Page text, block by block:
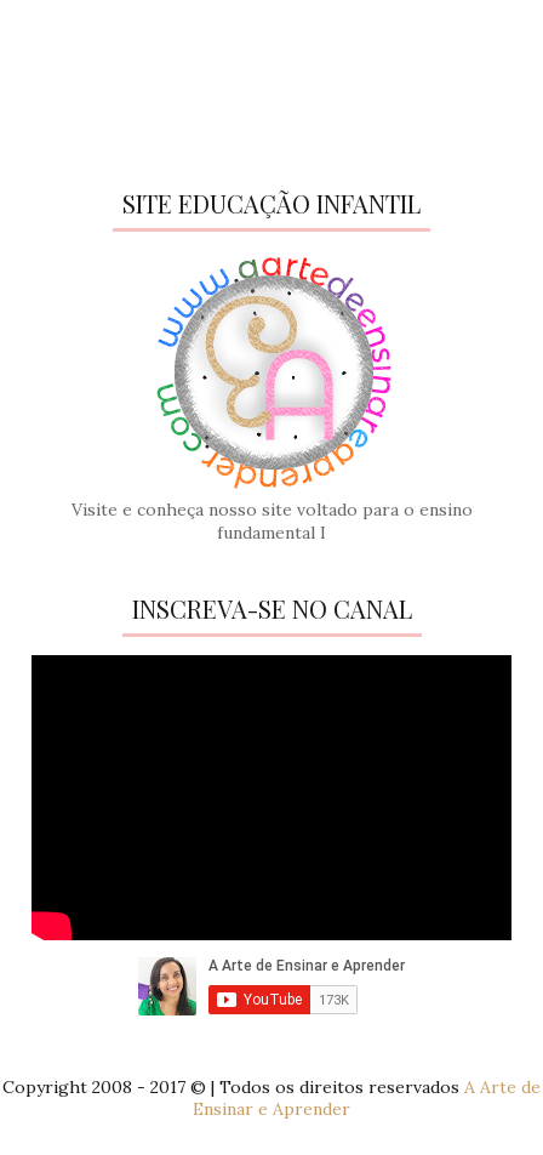
SITE EDUCAÇÃO INFANTIL
Visite e conheça nosso site voltado para o ensino
fundamental I
INSCREVA-SE NO CANAL
Copyright 2008 - 2017 © | Todos os direitos reservados A Arte de
Ensinar e Aprender